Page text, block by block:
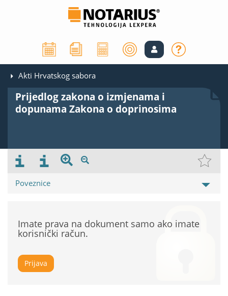
Akti Hrvatskog sabora
Prijedlog zakona o izmjenama i
dopunama Zakona o doprinosima
Poveznice
Imate prava na dokument samo ako imate
korisnički račun.
Prijava